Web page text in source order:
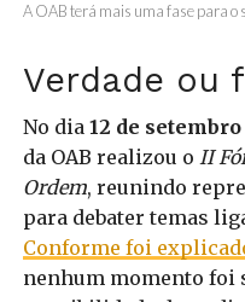
A OAB terá mais uma fase para o
Verdade ou
No dia 12 de setembro
da OAB realizou o II
Ordem, reunindo
para debater temas
Conforme foi
nenhum momento foi